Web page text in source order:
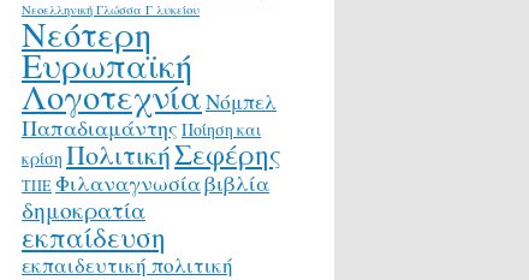
Νεοελληνική Γλώσσα Γ λυκείου
Νεότερη
Ευρωπαϊκή
ΛογοτεχνίαΝόμπελ
Παπαδιαμάντης Ποίηση και
κρίση ΠολιτικήΣεφέρης
ΤΠΕΦιλαναγνωσίαβιβλία
δημοκρατία
εκπαίδευση
εκπαιδευτική πολιτική